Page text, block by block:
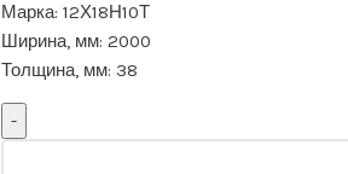
Марка: 12Х18Н10Т
Ширина, мм: 2000
Толщина, мм: 38